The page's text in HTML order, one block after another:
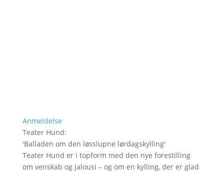
Anmeldelse
Teater Hund:
'Balladen om den løsslupne lørdagskylling'
Teater Hund er i topform med den nye forestilling
om venskab og jalousi – og om en kylling, der er glad